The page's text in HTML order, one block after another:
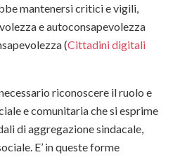
mantenersi critici e vigili,
e autoconsapevolezza
(Cittadini digitali
riconoscere il ruolo e
e comunitaria che si esprime
di aggregazione sindacale,
E’ in queste forme